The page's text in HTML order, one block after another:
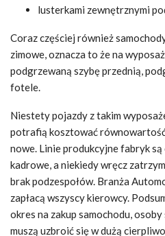
lusterkami zewnętrznymi
Coraz częściej również
zimowe, oznacza to że na
podgrzewaną szybę przednią,
fotele.
Niestety pojazdy z takim
potrafią kosztować
nowe. Linie produkcyjne fabryk
kadrowe, a niekiedy wręcz
brak podzespołów. Branża
zapłacą wszyscy kierowcy.
okres na zakup samochodu,
muszą uzbroić się w dużą